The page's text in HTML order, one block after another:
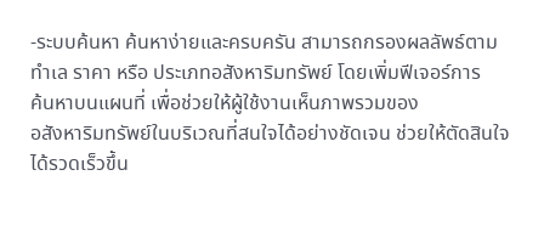
-ระบบค้นหา ค้นหาง่ายและครบครัน สามารถกรองผลลัพธ์ตาม
ทำเล ราคา หรือ ประเภทอสังหาริมทรัพย์ โดยเพิ่มฟีเจอร์การ
ค้นหาบนแผนที่ เพื่อช่วยให้ผู้ใช้งานเห็นภาพรวมของ
อสังหาริมทรัพย์ในบริเวณที่สนใจได้อย่างชัดเจน ช่วยให้ตัดสินใจ
ได้รวดเร็วขึ้น